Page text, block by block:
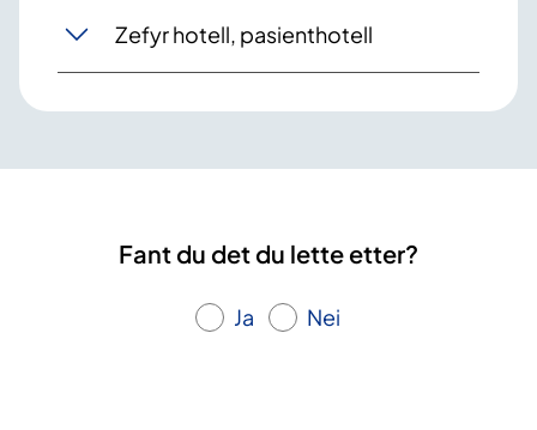
Zefyr hotell, pasienthotell
Fant du det du lette etter?
Ja Nei